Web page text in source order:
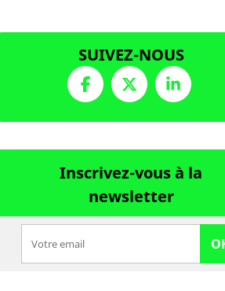
SUIVEZ-NOUS
Inscrivez-vous à la
newsletter